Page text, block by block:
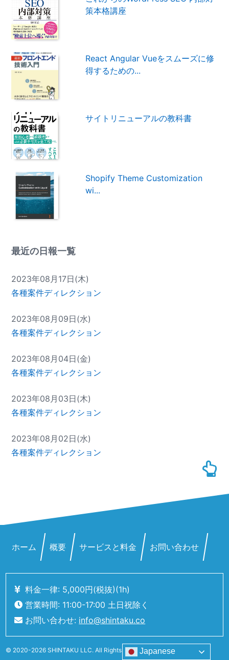
策本格講座
React Angular Vueをスムーズに修
得するための...
サイトリニューアルの教科書
Shopify Theme Customization
wi...
最近の日報一覧
2023年08月17日(木)
各種案件ディレクション
2023年08月09日(水)
各種案件ディレクション
2023年08月04日(金)
各種案件ディレクション
2023年08月03日(木)
各種案件ディレクション
2023年08月02日(水)
各種案件ディレクション
ホーム 概要 サービスと料金 お問い合わせ
料金一律: 5,000円(税抜)(1h)
営業時間: 11:00-17:00 土日祝除く
お問い合わせ: info@shintaku.co
© 2020-2026 SHINTAKU LLC. All Rights Reserved.Japanese